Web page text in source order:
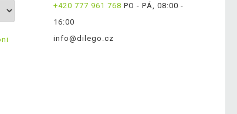
+420 777 961 768 PO - PÁ, 08:00 -
16:00
info@dilego.cz